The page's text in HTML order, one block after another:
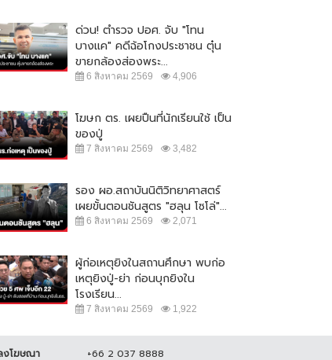
าพันธ์ 2565 31,348 7 มิถุนายน 2564
ด่วน! ตำรวจ ปอศ. จับ "โทน
บางแค" คดีฉ้อโกงประชาชน ตุ๋น
ขายกล้องส่องพระ...
6 สิงหาคม 2569 4,906
โฆษก ตร. เผยปืนที่นักเรียนใช้ เป็น
ของปู่
7 สิงหาคม 2569 3,482
รอง ผอ.สถาบันนิติวิทยาศาสตร์
เผยขั้นตอนชันสูตร "ฮลุน โซโล่"...
6 สิงหาคม 2569 2,071
ผู้ก่อเหตุยิงในสถานศึกษา พบก่อ
เหตุยิงปู่-ย่า ก่อนบุกยิงใน
โรงเรียน...
7 สิงหาคม 2569 1,922
โฆษณา
+66 2 037 8888